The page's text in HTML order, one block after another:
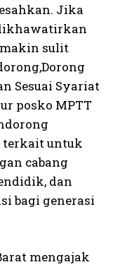
Jika
sulit
Sesuai Syariat
posko MPTT
terkait untuk
cabang
dan
bagi generasi
mengajak